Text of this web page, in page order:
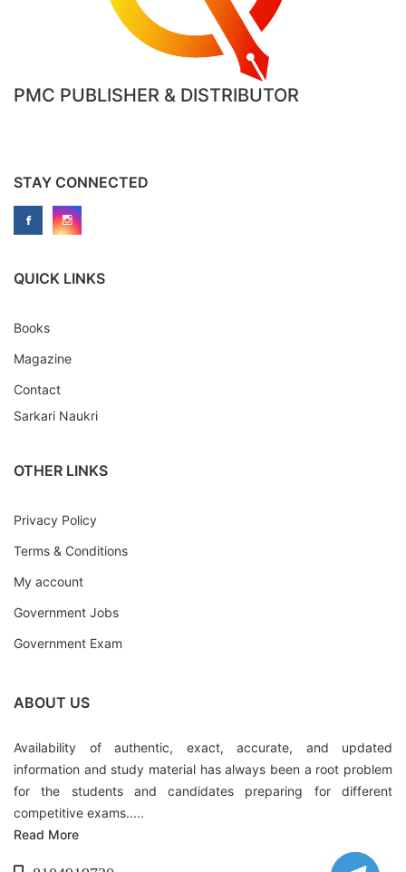
PMC PUBLISHER & DISTRIBUTOR
STAY CONNECTED
QUICK LINKS
Books
Magazine
Contact
Sarkari Naukri
OTHER LINKS
Privacy Policy
Terms & Conditions
My account
Government Jobs
Government Exam
ABOUT US
Availability of authentic, exact, accurate, and updated
information and study material has always been a root problem
for the students and candidates preparing for different
competitive exams.....
Read More